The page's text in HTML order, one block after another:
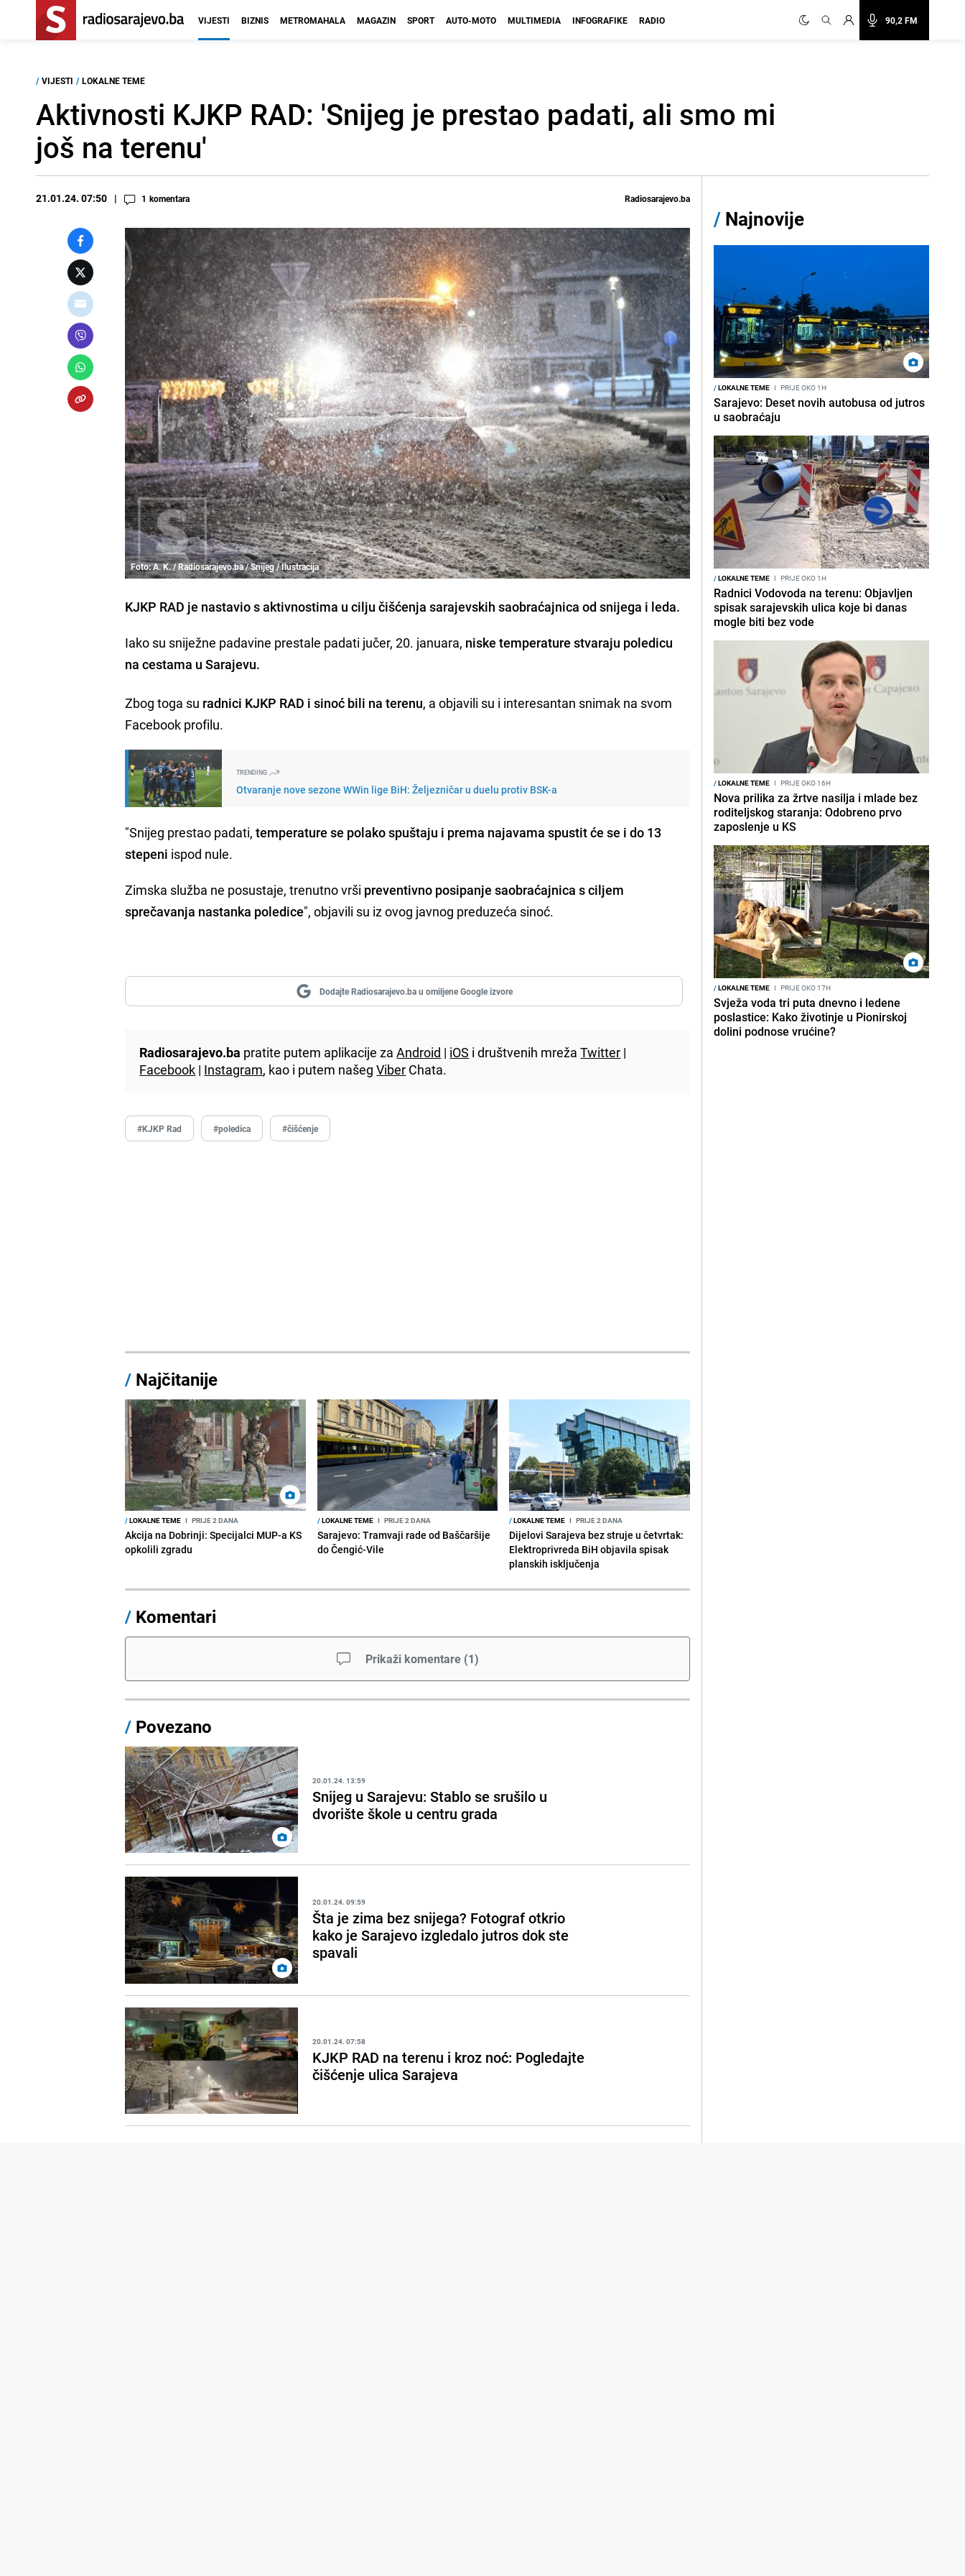
90,2 FM
VIJESTI BIZNIS METROMAHALA MAGAZIN SPORT AUTO-MOTO MULTIMEDIA INFOGRAFIKE RADIO
/ VIJESTI / LOKALNE TEME
Aktivnosti KJKP RAD: 'Snijeg je prestao padati, ali smo mi
još na terenu'
21.01.24. 07:50 1 komentara Radiosarajevo.ba
Foto: A. K. / Radiosarajevo.ba / Snijeg / Ilustracija
KJKP RAD je nastavio s aktivnostima u cilju čišćenja sarajevskih saobraćajnica od snijega i leda.
Iako su sniježne padavine prestale padati jučer, 20. januara, niske temperature stvaraju poledicu
na cestama u Sarajevu.
Zbog toga su radnici KJKP RAD i sinoć bili na terenu, a objavili su i interesantan snimak na svom
Facebook profilu.
TRENDING
Otvaranje nove sezone WWin lige BiH: Željezničar u duelu protiv BSK-a
"Snijeg prestao padati,temperature se polako spuštaju i prema najavama spustit će se i do 13
stepeni ispod nule.
Zimska služba ne posustaje, trenutno vrši preventivno posipanje saobraćajnica s ciljem
sprečavanja nastanka poledice", objavili su iz ovog javnog preduzeća sinoć.
Dodajte Radiosarajevo.ba u omiljene Google izvore
Radiosarajevo.ba pratite putem aplikacije zaAndroid | iOS i društvenih mrežaTwitter |
Facebook | Instagram, kao i putem našegViber Chata.
#KJKP Rad #poledica #čišćenje
/ Najčitanije
/LOKALNE TEME I PRIJE 2 DANA
Akcija na Dobrinji: Specijalci MUP-a KS
opkolili zgradu
/LOKALNE TEME I PRIJE 2 DANA
Sarajevo: Tramvaji rade od Baščaršije
do Čengić-Vile
/LOKALNE TEME I PRIJE 2 DANA
Dijelovi Sarajeva bez struje u četvrtak:
Elektroprivreda BiH objavila spisak
planskih isključenja
/ Komentari
Prikaži komentare (1)
/ Povezano
20.01.24. 13:59
Snijeg u Sarajevu: Stablo se srušilo u
dvorište škole u centru grada
20.01.24. 09:59
Šta je zima bez snijega? Fotograf otkrio
kako je Sarajevo izgledalo jutros dok ste
spavali
20.01.24. 07:58
KJKP RAD na terenu i kroz noć: Pogledajte
čišćenje ulica Sarajeva
/ Najnovije
/LOKALNE TEME I PRIJE OKO 1H
Sarajevo: Deset novih autobusa od jutros
u saobraćaju
/LOKALNE TEME I PRIJE OKO 1H
Radnici Vodovoda na terenu: Objavljen
spisak sarajevskih ulica koje bi danas
mogle biti bez vode
/LOKALNE TEME I PRIJE OKO 16H
Nova prilika za žrtve nasilja i mlade bez
roditeljskog staranja: Odobreno prvo
zaposlenje u KS
/LOKALNE TEME I PRIJE OKO 17H
Svježa voda tri puta dnevno i ledene
poslastice: Kako životinje u Pionirskoj
dolini podnose vrućine?